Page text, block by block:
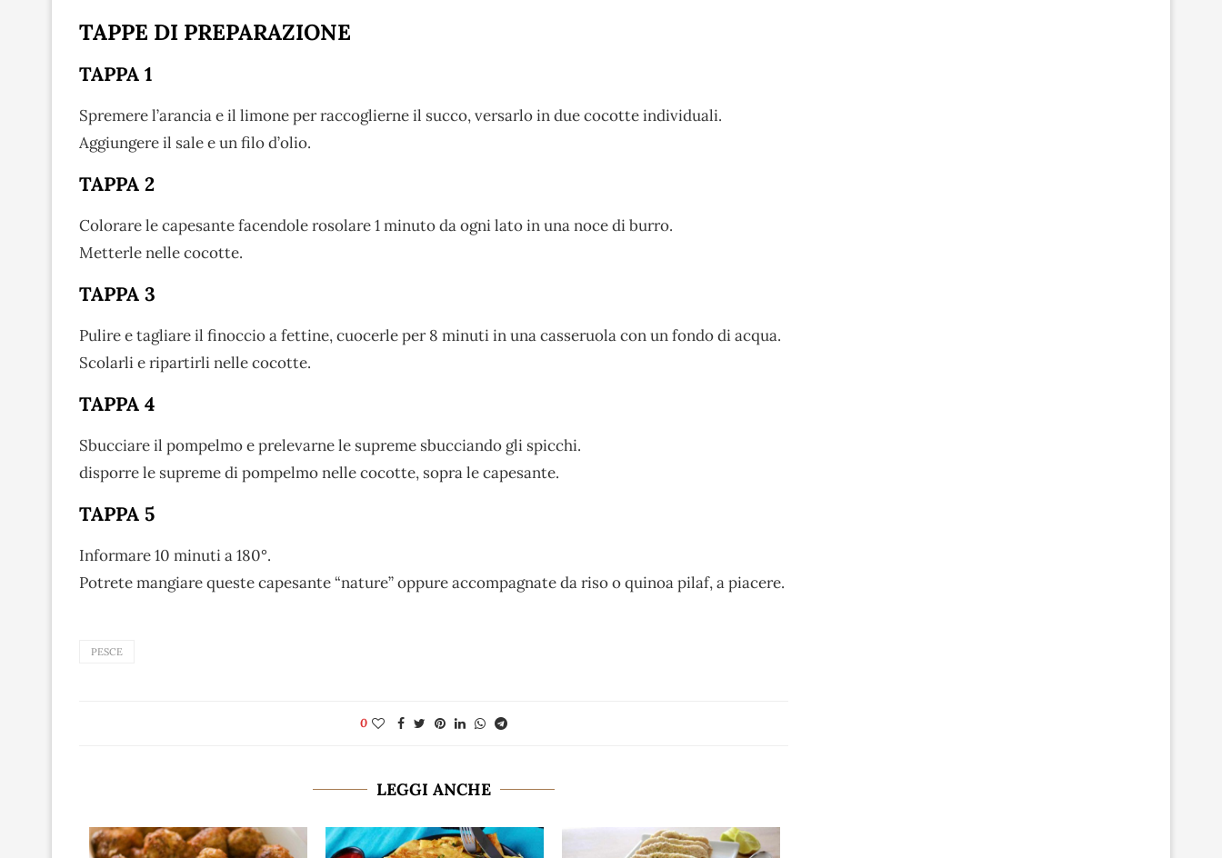
TAPPE DI PREPARAZIONE
TAPPA 1
Spremere l’arancia e il limone per raccoglierne il succo, versarlo in due cocotte individuali.
Aggiungere il sale e un filo d’olio.
TAPPA 2
Colorare le capesante facendole rosolare 1 minuto da ogni lato in una noce di burro.
Metterle nelle cocotte.
TAPPA 3
Pulire e tagliare il finoccio a fettine, cuocerle per 8 minuti in una casseruola con un fondo di acqua.
Scolarli e ripartirli nelle cocotte.
TAPPA 4
Sbucciare il pompelmo e prelevarne le supreme sbucciando gli spicchi.
disporre le supreme di pompelmo nelle cocotte, sopra le capesante.
TAPPA 5
Informare 10 minuti a 180°.
Potrete mangiare queste capesante “nature” oppure accompagnate da riso o quinoa pilaf, a piacere.
PESCE
0
LEGGI ANCHE